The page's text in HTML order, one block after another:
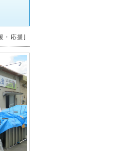
・応援]